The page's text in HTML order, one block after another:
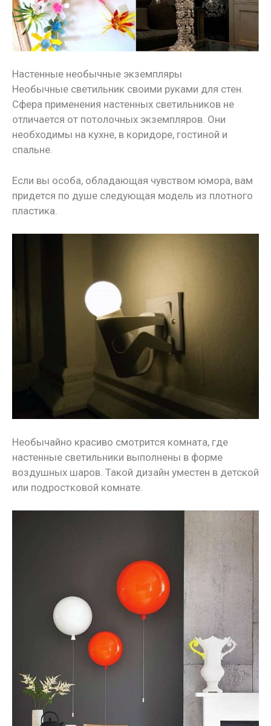
Настенные необычные экземпляры
Необычные светильник своими руками для стен.
Сфера применения настенных светильников не
отличается от потолочных экземпляров. Они
необходимы на кухне, в коридоре, гостиной и
спальне.
Если вы особа, обладающая чувством юмора, вам
придется по душе следующая модель из плотного
пластика.
Необычайно красиво смотрится комната, где
настенные светильники выполнены в форме
воздушных шаров. Такой дизайн уместен в детской
или подростковой комнате.